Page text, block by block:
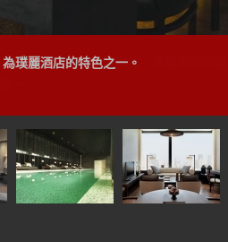
璞麗酒店的特色之一。